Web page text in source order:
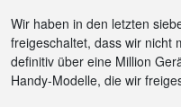
Wir haben in den letzten
freigeschaltet, dass wir nicht
definitiv über eine Million
Handy-Modelle, die wir